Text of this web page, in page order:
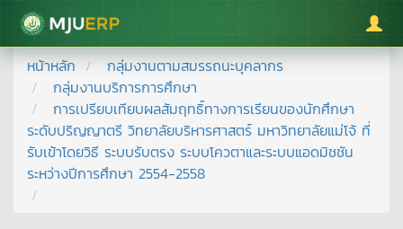
มหาวิทยาลัยแม่โจ้
หน้าหลัก
กลุ่มงานตามสมรรถนะบุคลากร
กลุ่มงานบริการการศึกษา
การเปรียบเทียบผลสัมฤทธิ์ทางการเรียนของนักศึกษา
ระดับปริญญาตรี วิทยาลัยบริหารศาสตร์ มหาวิทยาลัยแม่โจ้ ที่
รับเข้าโดยวิธี ระบบรับตรง ระบบโควตาและระบบแอดมิชชัน
ระหว่างปีการศึกษา 2554-2558